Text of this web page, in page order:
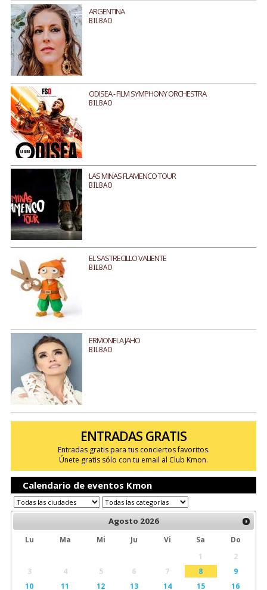
ARGENTINA
BILBAO
ODISEA - FILM SYMPHONY ORCHESTRA
BILBAO
LAS MINAS FLAMENCO TOUR
BILBAO
EL SASTRECILLO VALIENTE
BILBAO
ERMONELA JAHO
BILBAO
ENTRADAS GRATIS
Entradas gratis para tus conciertos favoritos.
Únete gratis sólo con tu email al Club Kmon.
Calendario de eventos Kmon
Agosto 2026
Lu Ma Mi Ju Vi Sa
Do
1
2
3
4 5 6 7 8
9
10
11 12 13 14 15
16